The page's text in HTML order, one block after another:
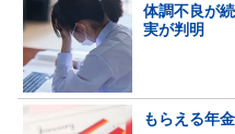
体調不良が
実が判明
もらえる年